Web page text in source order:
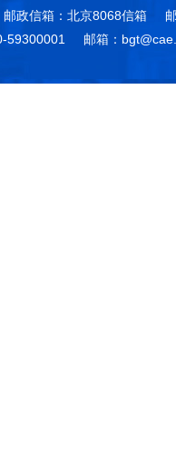
邮政信箱：北京8068信箱
59300001 邮箱：